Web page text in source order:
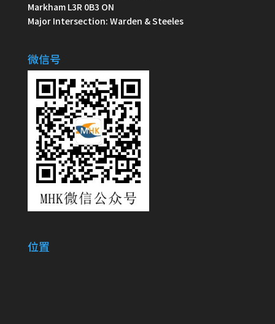
Markham L3R 0B3 ON
Major Intersection: Warden & Steeles
微信号
位置